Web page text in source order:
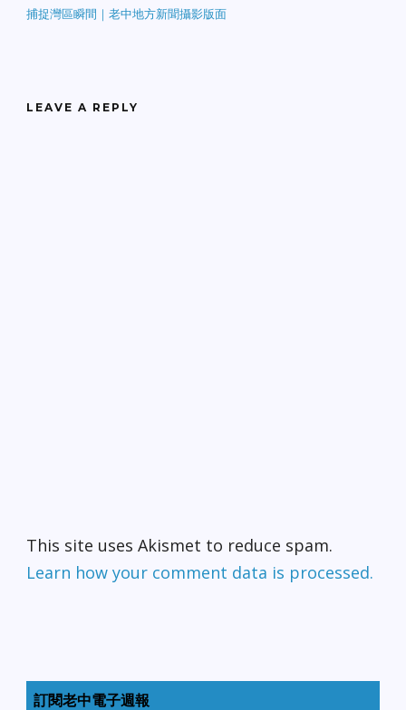
捕捉灣區瞬間｜老中地方新聞攝影版面
LEAVE A REPLY
This site uses Akismet to reduce spam.
Learn how your comment data is processed.
訂閱老中電子週報